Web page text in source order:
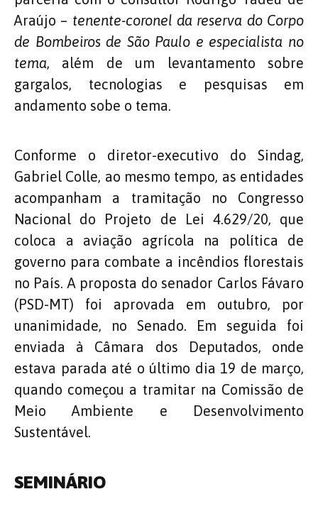
Araújo – tenente-coronel da reserva do Corpo
de Bombeiros de São Paulo e especialista no
tema, além de um levantamento sobre
gargalos, tecnologias e pesquisas em
andamento sobe o tema.
Conforme o diretor-executivo do Sindag,
Gabriel Colle, ao mesmo tempo, as entidades
acompanham a tramitação no Congresso
Nacional do Projeto de Lei 4.629/20, que
coloca a aviação agrícola na política de
governo para combate a incêndios florestais
no País. A proposta do senador Carlos Fávaro
(PSD-MT) foi aprovada em outubro, por
unanimidade, no Senado. Em seguida foi
enviada à Câmara dos Deputados, onde
estava parada até o último dia 19 de março,
quando começou a tramitar na Comissão de
Meio Ambiente e Desenvolvimento
Sustentável.
SEMINÁRIO